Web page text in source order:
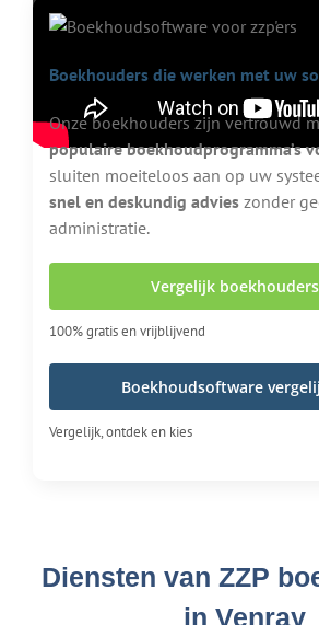
Boekhouders die werken met uw
Onze boekhouders zijn vertrouwd
populaire boekhoudprogramma’s
sluiten moeiteloos aan op uw
snel en deskundig advies zonder
administratie.
Vergelijk boekhouders
100% gratis en vrijblijvend
Boekhoudsoftware
Vergelijk, ontdek en kies
Diensten van ZZP
in Venray